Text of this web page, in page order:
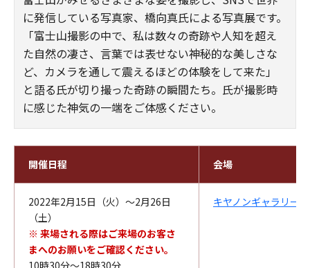
に発信している写真家、橋向真氏による写真展です。
「富士山撮影の中で、私は数々の奇跡や人知を超え
た自然の凄さ、言葉では表せない神秘的な美しさな
ど、カメラを通して震えるほどの体験をして来た」
と語る氏が切り撮った奇跡の瞬間たち。氏が撮影時
に感じた神気の一端をご体感ください。
開催日程 会場
2022年2月15日（火）～2月26日
（土）
※ 来場される際はご来場のお客さ
まへのお願いをご確認ください。
10時30分～18時30分
キヤノンギャラリー